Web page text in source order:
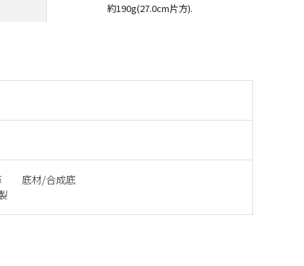
底材/合成底
約190g(27.0cm片方).